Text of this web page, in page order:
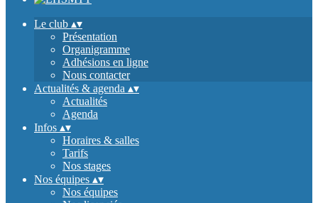
Le club ▴▾
Présentation
Organigramme
Adhésions en ligne
Nous contacter
Actualités & agenda ▴▾
Actualités
Agenda
Infos ▴▾
Horaires & salles
Tarifs
Nos stages
Nos équipes ▴▾
Nos équipes